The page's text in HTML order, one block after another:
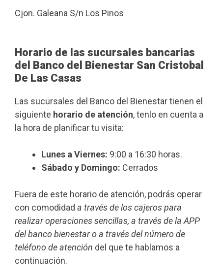
Cjon. Galeana S/n Los Pinos
Horario de las sucursales bancarias
del Banco del Bienestar San Cristobal
De Las Casas
Las sucursales del Banco del Bienestar tienen el
siguiente horario de atención, tenlo en cuenta a
la hora de planificar tu visita:
Lunes a Viernes: 9:00 a 16:30 horas.
Sábado y Domingo: Cerrados
Fuera de este horario de atención, podrás operar
con comodidad a través de los cajeros para
realizar operaciones sencillas, a través de la APP
del banco bienestar o a través del número de
teléfono de atención del que te hablamos a
continuación.